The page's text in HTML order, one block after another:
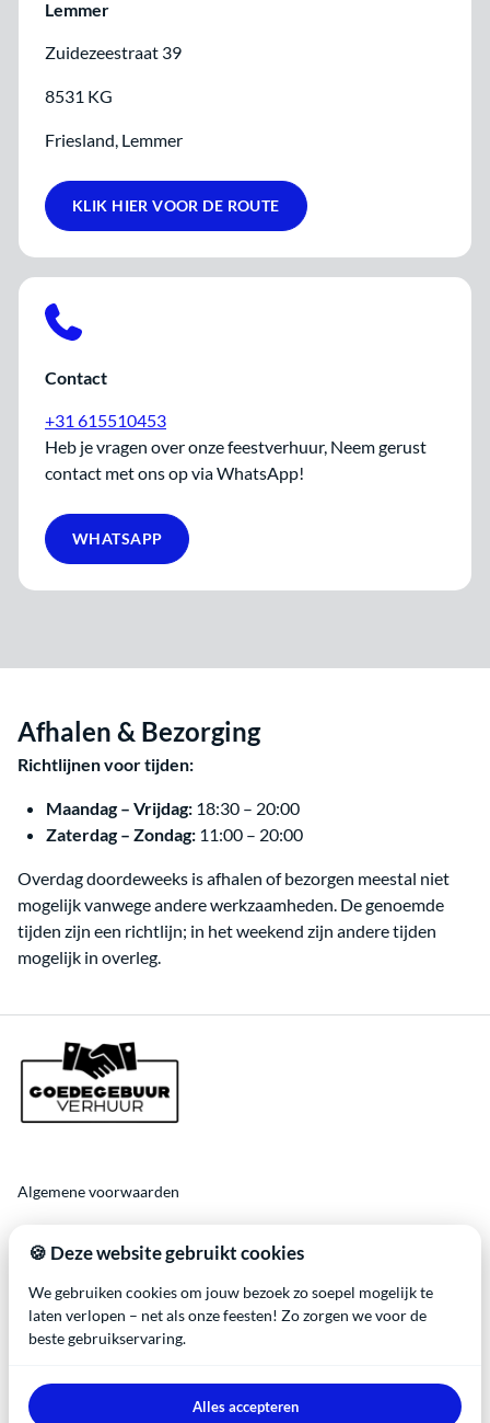
Lemmer
Zuidezeestraat 39
8531 KG
Friesland, Lemmer
KLIK HIER VOOR DE ROUTE
Contact
+31 615510453
Heb je vragen over onze feestverhuur, Neem gerust
contact met ons op via WhatsApp!
WHATSAPP
Afhalen & Bezorging
Richtlijnen voor tijden:
Maandag – Vrijdag: 18:30 – 20:00
Zaterdag – Zondag: 11:00 – 20:00
Overdag doordeweeks is afhalen of bezorgen meestal niet
mogelijk vanwege andere werkzaamheden. De genoemde
tijden zijn een richtlijn; in het weekend zijn andere tijden
mogelijk in overleg.
Algemene voorwaarden
2026 Goedegebuur Verhuur. All right reserved. Btw-vrijstelling
🍪 Deze website gebruikt cookies
We gebruiken cookies om jouw bezoek zo soepel mogelijk te
laten verlopen – net als onze feesten! Zo zorgen we voor de
beste gebruikservaring.
Alles accepteren